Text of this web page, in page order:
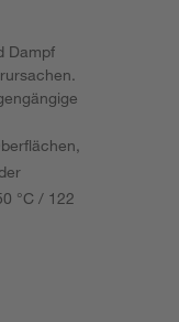
Dampf
°C / 122